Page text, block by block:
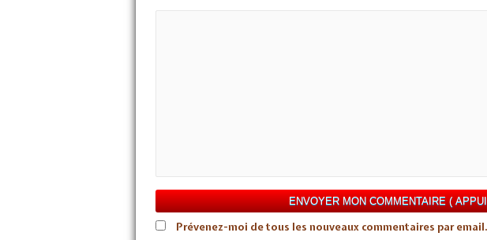
Prévenez-moi de tous les nouveaux commentaires par email.